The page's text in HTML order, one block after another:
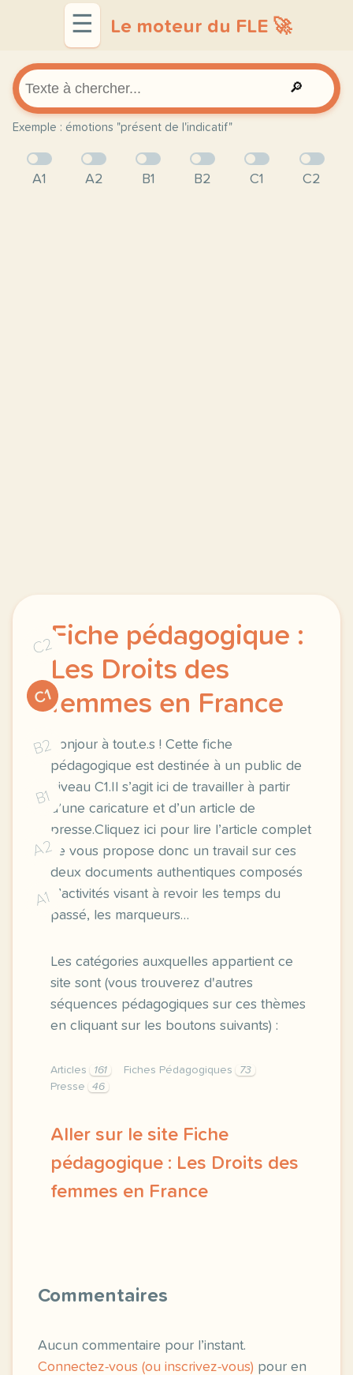
☰ Le moteur du FLE 🚀
🔎
Exemple : émotions "présent de l'indicatif"
A1 A2 B1 B2 C1 C2
C2
C1
B2
B1
A2
A1
Fiche pédagogique :
Les Droits des
femmes en France
Bonjour à tout.e.s ! Cette fiche
pédagogique est destinée à un public de
niveau C1.Il s’agit ici de travailler à partir
d’une caricature et d’un article de
presse.Cliquez ici pour lire l’article complet
Je vous propose donc un travail sur ces
deux documents authentiques composés
d’activités visant à revoir les temps du
passé, les marqueurs…
Les catégories auxquelles appartient ce
site sont (vous trouverez d'autres
séquences pédagogiques sur ces thèmes
en cliquant sur les boutons suivants) :
Articles 161 Fiches Pédagogiques
73
Presse
46
Aller sur le site Fiche
pédagogique : Les Droits des
femmes en France
Commentaires
Aucun commentaire pour l’instant.
Connectez-vous (ou inscrivez-vous) pour en